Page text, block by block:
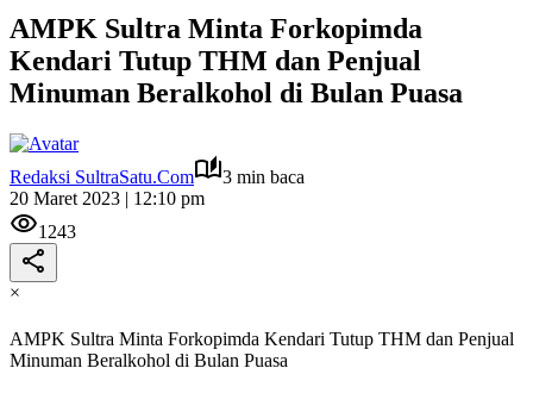
AMPK Sultra Minta Forkopimda
Kendari Tutup THM dan Penjual
Minuman Beralkohol di Bulan Puasa
Redaksi SultraSatu.Com
3 min baca
20 Maret 2023 | 12:10 pm
1243
×
AMPK Sultra Minta Forkopimda Kendari Tutup THM dan Penjual
Minuman Beralkohol di Bulan Puasa